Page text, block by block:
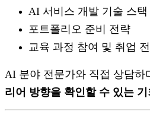
AI 서비스 개발 기술 스택
포트폴리오 준비 전략
교육 과정 참여 및 취업
AI 분야 전문가와 직접 상담하
리어 방향을 확인할 수 있는 기